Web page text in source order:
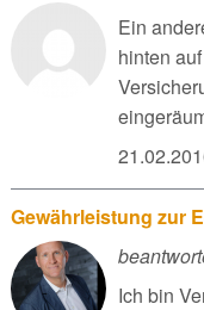
Ein
hinten
Gewährleistung zur
Ich bin